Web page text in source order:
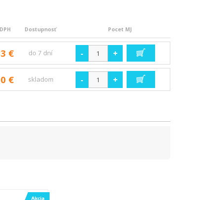
Dostupnosť Pocet MJ
€ do 7 dní - +
€ skladom - +